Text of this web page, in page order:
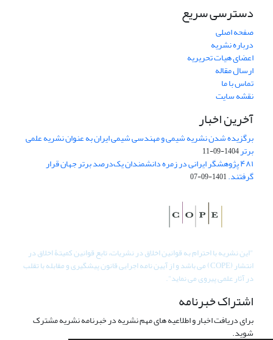
دسترسی سریع
صفحه اصلی
درباره نشریه
اعضای هیات تحریریه
ارسال مقاله
تماس با ما
نقشه سایت
آخرین اخبار
برگزیده شدن نشریه شیمی و مهندسی شیمی ایران به عنوان نشریه علمی
برتر1404-09-11
۴۸۱ پژوهشگر ایرانی در زمره دانشمندان یک‌درصد برتر جهان قرار
گرفتند.1401-09-07
"این نشریه با احترام به قوانین اخلاق در نشریات، تابع قوانین کمیتۀ اخلاق در
انتشار (COPE) می باشد و از آیین نامه اجرایی قانون پیشگیری و مقابله با تقلب
در آثار علمی پیروی می نماید".
اشتراک خبرنامه
برای دریافت اخبار و اطلاعیه های مهم نشریه در خبرنامه نشریه مشترک
شوید.